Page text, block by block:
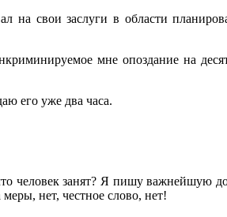
на свои заслуги в области
мне опоздание на
его уже два часа.
человек занят? Я пишу важнейшую
нет, честное слово, нет!